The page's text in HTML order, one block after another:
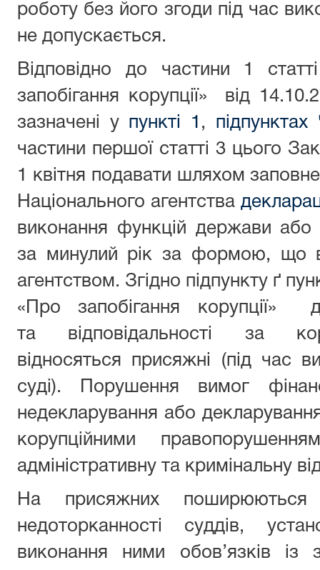
роботу без його згоди під час
не допускається.
Відповідно до частини 1
запобігання корупції» від
зазначені у пункті 1 , підпунктах
частини першої статті 3 цього
1 квітня подавати шляхом
Національного агентства
виконання функцій держави або
за минулий рік за формою, що
агентством. Згідно підпункту ґ
«Про запобігання корупції»
та відповідальності за
відносяться присяжні (під час
суді). Порушення вимог
недекларування або
корупційними
адміністративну та кримінальну
На присяжних поширюються
недоторканності суддів,
виконання ними обов’язків із